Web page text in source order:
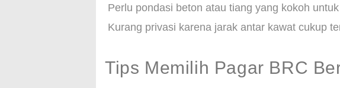
Perlu pondasi beton atau tiang yang kokoh
Kurang privasi karena jarak antar kawat cukup
Tips Memilih Pagar BRC